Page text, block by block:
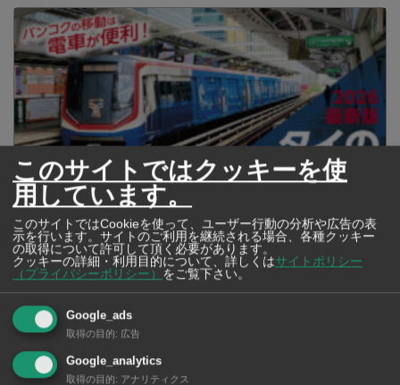
2026年版 タイの鉄道事情 電車でGO！
このサイトではクッキーを使
用しています。
このサイトではCookieを使って、ユーザー行動の分析や広告の表
示を行います。サイトのご利用を継続される場合、各種クッキー
の取得について許可して頂く必要があります。
クッキーの詳細・利用目的について、詳しくはサイトポリシー
（プライバシーポリシー）
をご覧下さい。
Google_ads
取得の目的: 広告
Google_analytics
取得の目的: アナリティクス